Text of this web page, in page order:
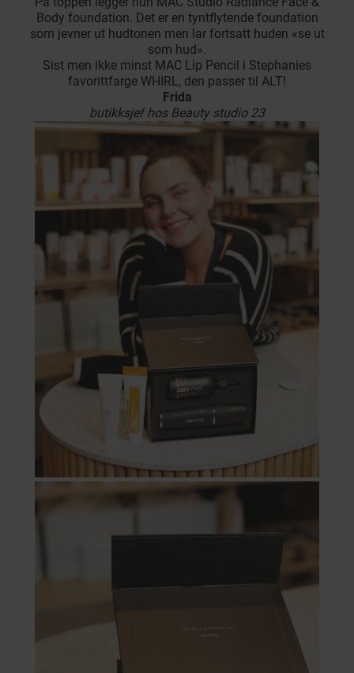
Body foundation. Det er en tyntflytende foundation
som jevner ut hudtonen men lar fortsatt huden «se ut
som hud».
Sist men ikke minst MAC Lip Pencil i Stephanies
favorittfarge WHIRL, den passer til ALT!
Frida
butikksjef hos Beauty studio 23